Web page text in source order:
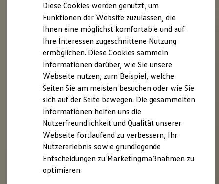
Für Privatkunden
Für Gewerbekunden
Leasing
Für Privatkunden
Für Gewerbekunden
Versicherungen & Garantien
Garantien
Kfz-Versicherung für Nutzfahrzeuge
Restschuldversicherung
Wartungsverträge
Besitzer & Service
Reparatur & Service
Sommer-Special
Reparatur, Pflege & Inspektion
Servicetermin anfragen
Service-Vorteile bei Volkswagen Nutzfahrzeuge
ServicePlus
Economy Service
Räder & Reifen Service
Ersatzfahrzeuge
Diese Cookies werden genutzt, um
Funktionen der Website zuzulassen, die
Ihnen eine möglichst komfortable und auf
Ihre Interessen zugeschnittene Nutzung
ermöglichen. Diese Cookies sammeln
Informationen darüber, wie Sie unsere
Webseite nutzen, zum Beispiel, welche
Seiten Sie am meisten besuchen oder wie Sie
sich auf der Seite bewegen. Die gesammelten
Informationen helfen uns die
Nutzerfreundlichkeit und Qualität unserer
Webseite fortlaufend zu verbessern, Ihr
Nutzererlebnis sowie grundlegende
Entscheidungen zu Marketingmaßnahmen zu
optimieren.